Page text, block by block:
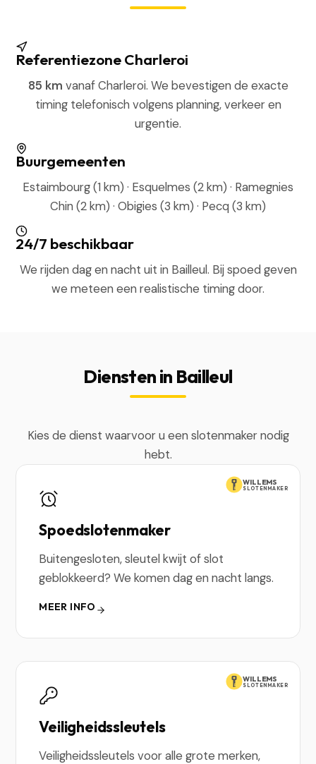
Referentiezone Charleroi
85 km vanaf Charleroi. We bevestigen de exacte
timing telefonisch volgens planning, verkeer en
urgentie.
Buurgemeenten
Estaimbourg (1 km) · Esquelmes (2 km) · Ramegnies
Chin (2 km) · Obigies (3 km) · Pecq (3 km)
24/7 beschikbaar
We rijden dag en nacht uit in Bailleul. Bij spoed geven
we meteen een realistische timing door.
Diensten in Bailleul
Kies de dienst waarvoor u een slotenmaker nodig
hebt.
WILLEMS
SLOTENMAKER
Spoedslotenmaker
Buitengesloten, sleutel kwijt of slot
geblokkeerd? We komen dag en nacht langs.
MEER INFO
WILLEMS
SLOTENMAKER
Veiligheidssleutels
Veiligheidssleutels voor alle grote merken,